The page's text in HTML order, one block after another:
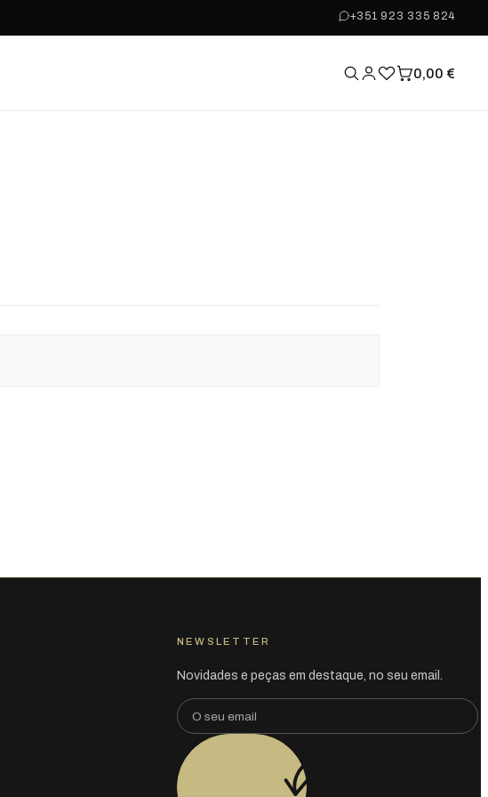
+351 923 335 824
0,00 €
NEWSLETTER
Novidades e peças em destaque, no seu email.